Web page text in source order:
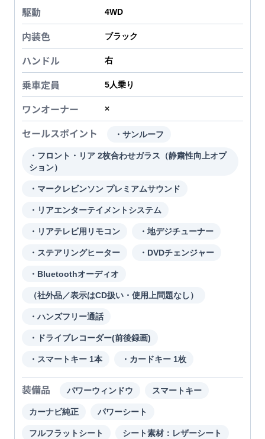
駆動 4WD
内装色 ブラック
ハンドル 右
乗車定員 5人乗り
ワンオーナー ×
セールスポイント ・サンルーフ
・フロント・リア 2枚合わせガラス（静粛性向上オプ
ション）
・マークレビンソン プレミアムサウンド
・リアエンターテイメントシステム
・リアテレビ用リモコン ・地デジチューナー
・ステアリングヒーター ・DVDチェンジャー
・Bluetoothオーディオ
（社外品／表示はCD扱い・使用上問題なし）
・ハンズフリー通話
・ドライブレコーダー(前後録画)
・スマートキー 1本 ・カードキー 1枚
装備品 パワーウィンドウ スマートキー
カーナビ純正 パワーシート
フルフラットシート シート素材：レザーシート